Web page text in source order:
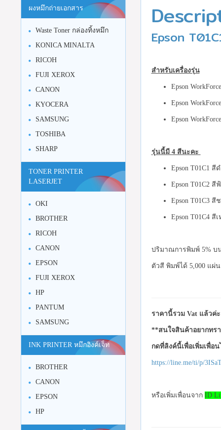
Epson
สำหรับเครื่องรุ่น
Epson
Epson
Epson
รุ่นนี้มี 4 สีนะคะ
Epson T01C1 สี
Epson T01C2 สี
Epson T01C3 สี
Epson T01C4 สี
ปริมาณการพิมพ์ 5% บ
ตัวสี พิมพ์ได้ 5,000 แผ่น
ราคานี้รวม Vat แล้วค่ะ
**สนใจสินค้าอยากทร
กดที่ลิงค์นี้เพื่อเพิ่มเพื่อ
https://line.me/ti/p/
หรือเพิ่มเพื่อนจาก ID
ผงหมึกถ่ายเอกสาร
Waste Toner กล่องทิ้งหมึก
KONICA MINALTA
RICOH
FUJI XEROX
CANON
KYOCERA
SAMSUNG
TOSHIBA
SHARP
TONER PRINTER
LASERJET
OKI
BROTHER
RICOH
CANON
EPSON
FUJI XEROX
HP
PANTUM
SAMSUNG
INK PRINTER หมึกอิงค์เจ็ท
BROTHER
CANON
EPSON
HP